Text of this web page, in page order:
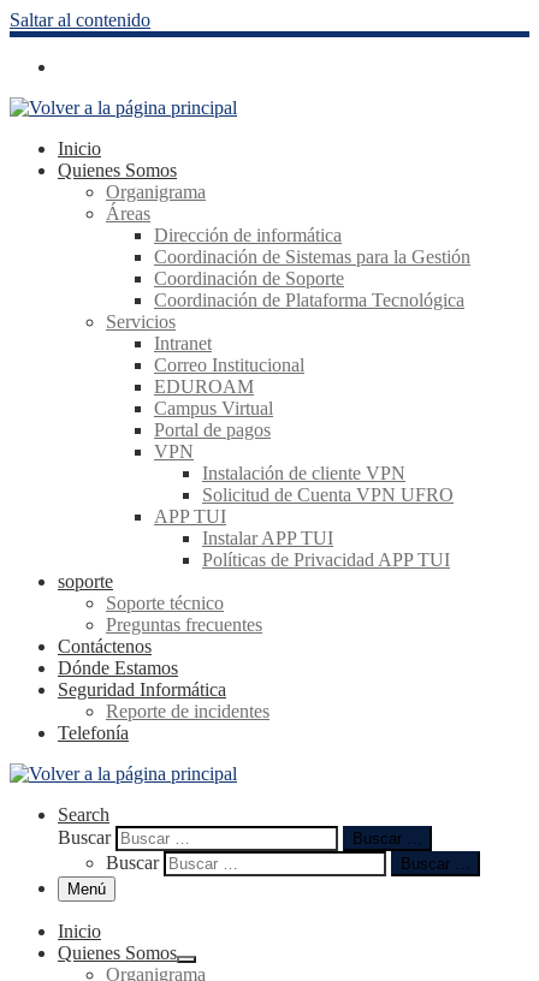
Saltar al contenido
Inicio
Quienes Somos
Organigrama
Áreas
Dirección de informática
Coordinación de Sistemas para la Gestión
Coordinación de Soporte
Coordinación de Plataforma Tecnológica
Servicios
Intranet
Correo Institucional
EDUROAM
Campus Virtual
Portal de pagos
VPN
Instalación de cliente VPN
Solicitud de Cuenta VPN UFRO
APP TUI
Instalar APP TUI
Políticas de Privacidad APP TUI
soporte
Soporte técnico
Preguntas frecuentes
Contáctenos
Dónde Estamos
Seguridad Informática
Reporte de incidentes
Telefonía
Search
Buscar
Buscar …
Buscar
Buscar …
Menú
Inicio
Quienes Somos
Organigrama